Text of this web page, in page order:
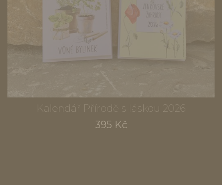
Kalendář Přírodě s láskou 2026
395 Kč